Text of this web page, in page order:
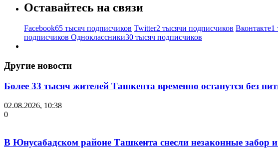
Оставайтесь на связи
Facebook65 тысяч подписчиков Twitter2 тысячи подписчиков Вконтакте1
подписчиков Одноклассники30 тысяч подписчиков
Другие новости
Более 33 тысяч жителей Ташкента временно останутся без
02.08.2026, 10:38
0
В Юнусабадском районе Ташкента снесли незаконные